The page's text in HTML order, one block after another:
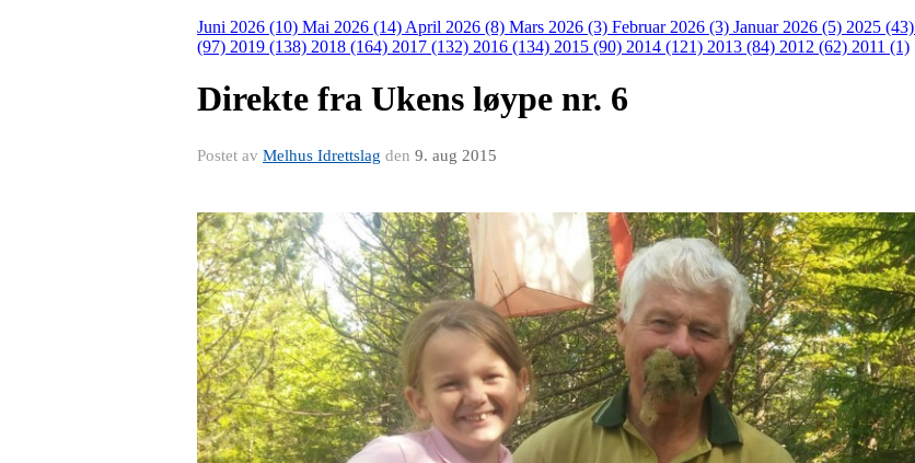
Juni 2026 (10) Mai 2026 (14) April 2026 (8) Mars 2026 (3) Februar 2026 (3) Januar 2026 (5) 2025 (43)
(97) 2019 (138) 2018 (164) 2017 (132) 2016 (134) 2015 (90) 2014 (121) 2013 (84) 2012 (62) 2011 (1)
Direkte fra Ukens løype nr. 6
Postet av Melhus Idrettslag den 9. aug 2015